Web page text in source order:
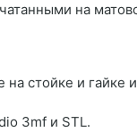
на
на стойке и
3mf и STL.